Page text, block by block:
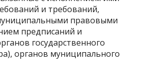
и требований,
правовыми
предписаний и
государственного
органов муниципального